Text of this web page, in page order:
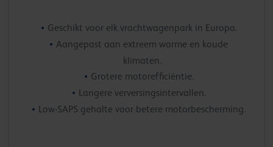
Geschikt voor elk vrachtwagenpark in Europa.
Aangepast aan extreem warme en koude
klimaten.
Grotere motorefficiëntie.
Langere verversingsintervallen.
Low-SAPS gehalte voor betere motorbescherming.